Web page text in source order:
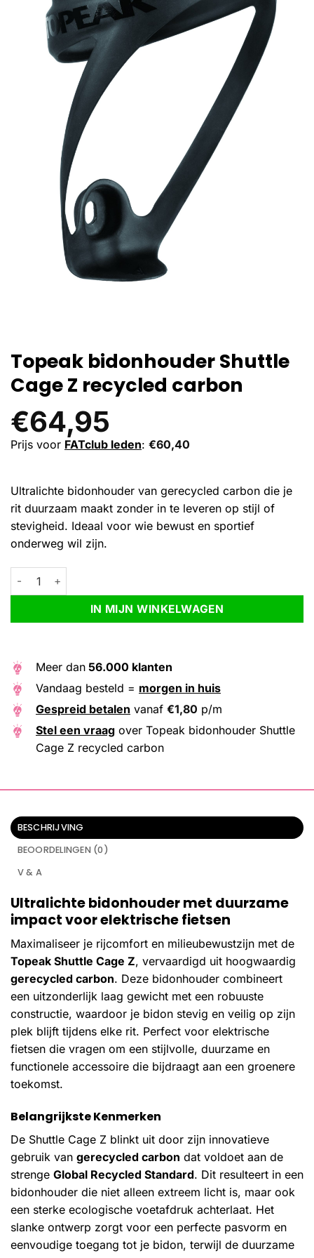
Topeak bidonhouder Shuttle
Cage Z recycled carbon
€64,95
Prijs voor FATclub leden: €60,40
Ultralichte bidonhouder van gerecycled carbon die je
rit duurzaam maakt zonder in te leveren op stijl of
stevigheid. Ideaal voor wie bewust en sportief
onderweg wil zijn.
Topeak bidonhouder Shuttle Cage Z recycled carbon aantal
IN MIJN WINKELWAGEN
Alternative:
Meer dan 56.000 klanten
Vandaag besteld = morgen in huis
Gespreid betalen vanaf €1,80 p/m
Stel een vraag over Topeak bidonhouder Shuttle
Cage Z recycled carbon
BESCHRIJVING
BEOORDELINGEN (0)
V & A
Ultralichte bidonhouder met duurzame
impact voor elektrische fietsen
Maximaliseer je rijcomfort en milieubewustzijn met de
Topeak Shuttle Cage Z, vervaardigd uit hoogwaardig
gerecycled carbon. Deze bidonhouder combineert
een uitzonderlijk laag gewicht met een robuuste
constructie, waardoor je bidon stevig en veilig op zijn
plek blijft tijdens elke rit. Perfect voor elektrische
fietsen die vragen om een stijlvolle, duurzame en
functionele accessoire die bijdraagt aan een groenere
toekomst.
Belangrijkste Kenmerken
De Shuttle Cage Z blinkt uit door zijn innovatieve
gebruik van gerecycled carbon dat voldoet aan de
strenge Global Recycled Standard. Dit resulteert in een
bidonhouder die niet alleen extreem licht is, maar ook
een sterke ecologische voetafdruk achterlaat. Het
slanke ontwerp zorgt voor een perfecte pasvorm en
eenvoudige toegang tot je bidon, terwijl de duurzame